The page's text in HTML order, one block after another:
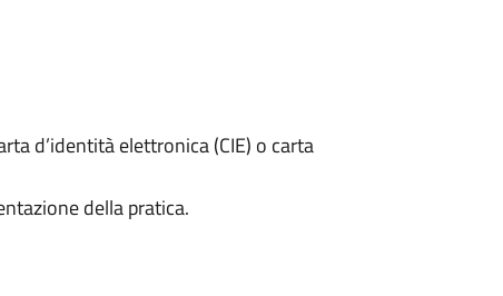
d’identità elettronica (CIE) o carta
della pratica.